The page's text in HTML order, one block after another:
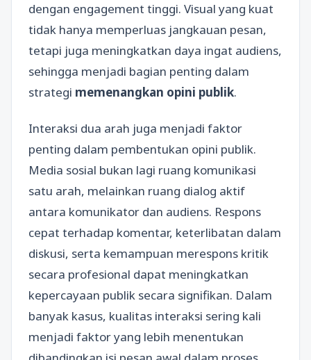
dengan engagement tinggi. Visual yang kuat
tidak hanya memperluas jangkauan pesan,
tetapi juga meningkatkan daya ingat audiens,
sehingga menjadi bagian penting dalam
strategi memenangkan opini publik.
Interaksi dua arah juga menjadi faktor
penting dalam pembentukan opini publik.
Media sosial bukan lagi ruang komunikasi
satu arah, melainkan ruang dialog aktif
antara komunikator dan audiens. Respons
cepat terhadap komentar, keterlibatan dalam
diskusi, serta kemampuan merespons kritik
secara profesional dapat meningkatkan
kepercayaan publik secara signifikan. Dalam
banyak kasus, kualitas interaksi sering kali
menjadi faktor yang lebih menentukan